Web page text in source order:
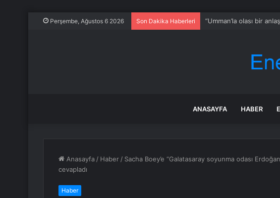
Perşembe, Ağustos 6 2026 Son Dakika Haberleri “Umman’la olası bir
ANASAYFA HABER
Anasayfa / Haber / Sacha Boey’e “Galatasaray soyunma odası
cevapladı
Haber